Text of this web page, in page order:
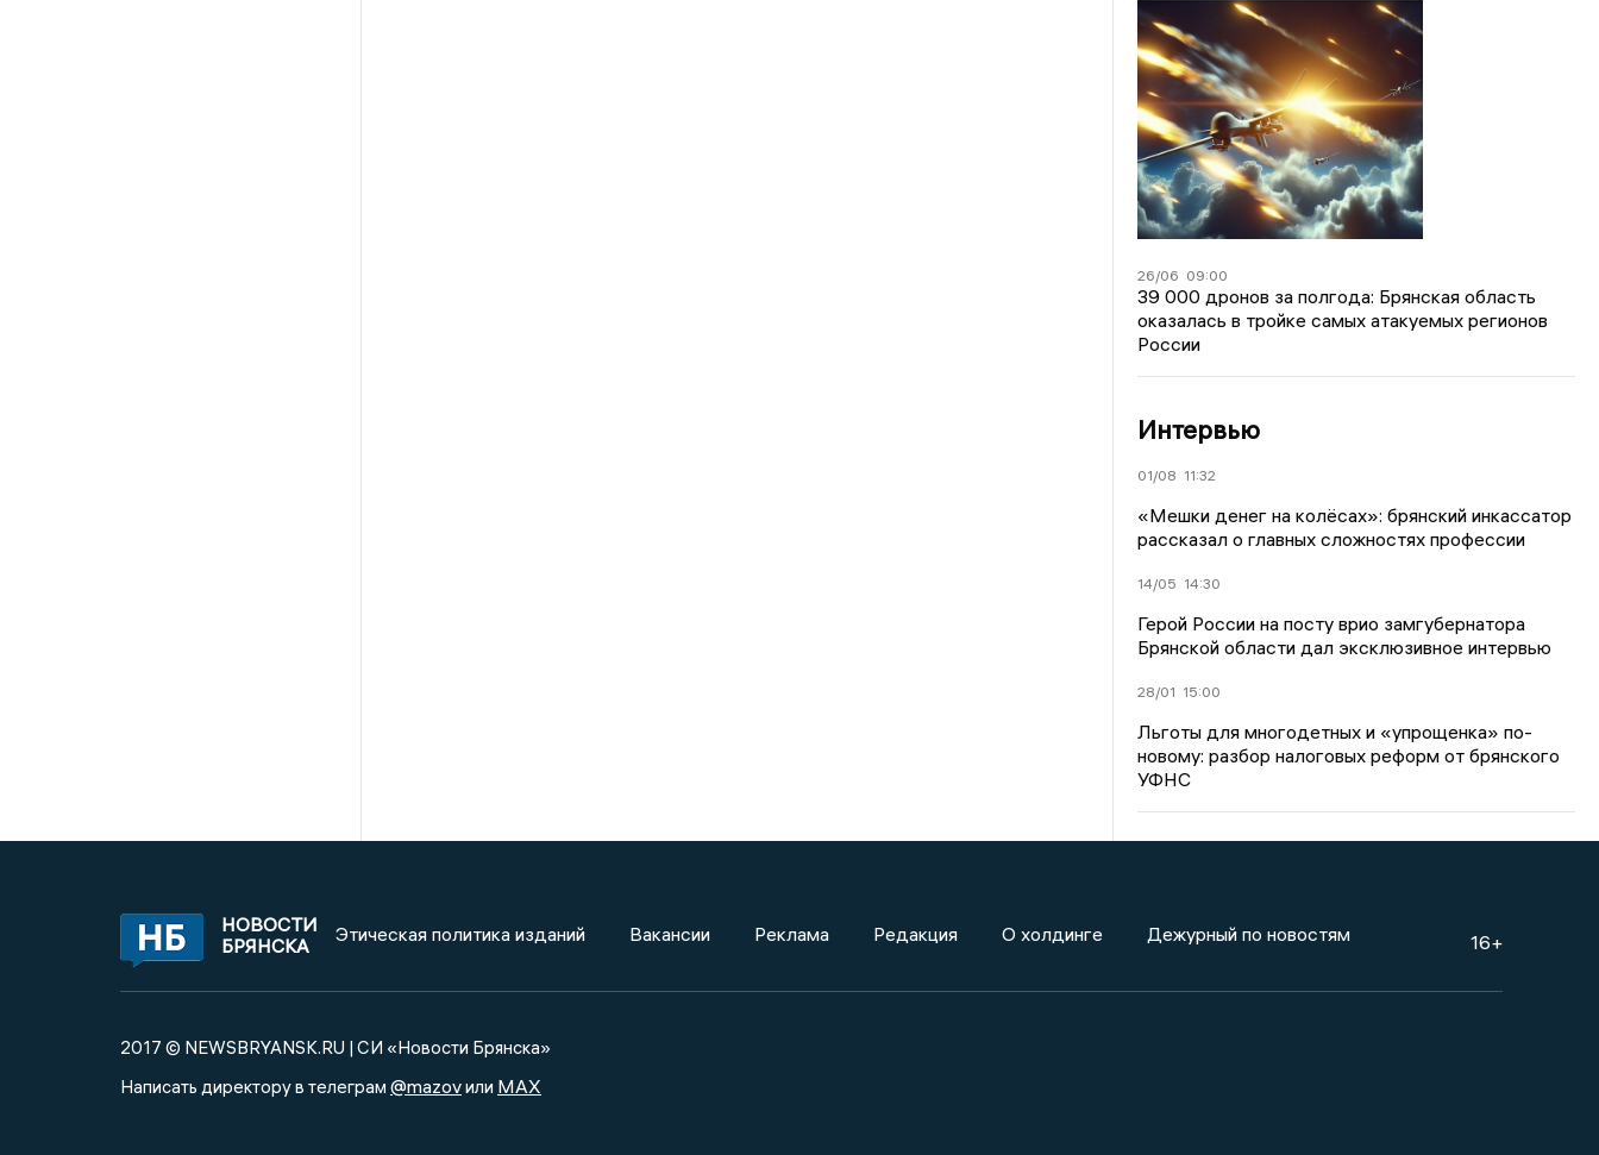
26/06 09:00
39 000 дронов за полгода: Брянская область
оказалась в тройке самых атакуемых регионов
России
Интервью
01/08 11:32
«Мешки денег на колёсах»: брянский инкассатор
рассказал о главных сложностях профессии
14/05 14:30
Герой России на посту врио замгубернатора
Брянской области дал эксклюзивное интервью
28/01 15:00
Льготы для многодетных и «упрощенка» по-
новому: разбор налоговых реформ от брянского
УФНС
НОВОСТИ
БРЯНСКА
Этическая политика изданий Вакансии Реклама Редакция О холдинге Дежурный по новостям 16+
2017 © NEWSBRYANSK.RU | СИ «Новости Брянска»
Написать директору в телеграм @mazovили MAX